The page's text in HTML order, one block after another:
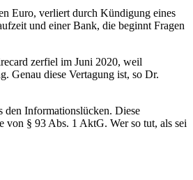
Euro, verliert durch Kündigung eines
und einer Bank, die beginnt Fragen
zerfiel im Juni 2020, weil
Genau diese Vertagung ist, so Dr.
den Informationslücken. Diese
von § 93 Abs. 1 AktG. Wer so tut, als sei